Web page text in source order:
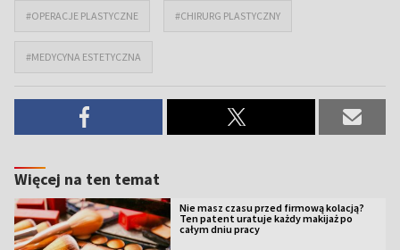
#OPERACJE PLASTYCZNE #CHIRURG PLASTYCZNY
#MEDYCYNA ESTETYCZNA
Więcej na ten temat
Nie masz czasu przed firmową kolacją?
Ten patent uratuje każdy makijaż po
całym dniu pracy